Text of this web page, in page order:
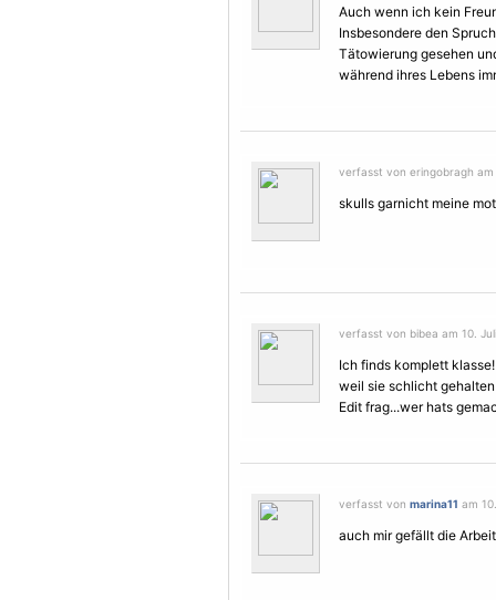
Auch wenn ich kein
Insbesondere den
Tätowierung gesehen
während ihres Lebens
verfasst von eringobragh
skulls garnicht meine
verfasst von bibea am 10.
Ich finds komplett
weil sie schlicht
Edit frag...wer hats
verfasst von marina11 am
auch mir gefällt die